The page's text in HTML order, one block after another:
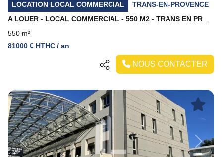
LOCATION LOCAL COMMERCIAL
TRANS-EN-PROVENCE
550 m²
81000 € HTHC / an
NOUS CONTACTER
Previous Next